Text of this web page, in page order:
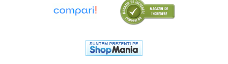
Pistol de lipit si accesorii